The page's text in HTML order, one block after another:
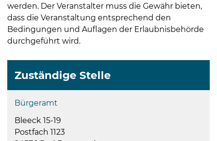
werden. Der Veranstalter muss die Gewähr bieten,
dass die Veranstaltung entsprechend den
Bedingungen und Auflagen der Erlaubnisbehörde
durchgeführt wird.
Zuständige Stelle
Bürgeramt
Bleeck 15-19
Postfach 1123